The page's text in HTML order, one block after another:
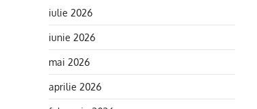
iulie 2026
iunie 2026
mai 2026
aprilie 2026